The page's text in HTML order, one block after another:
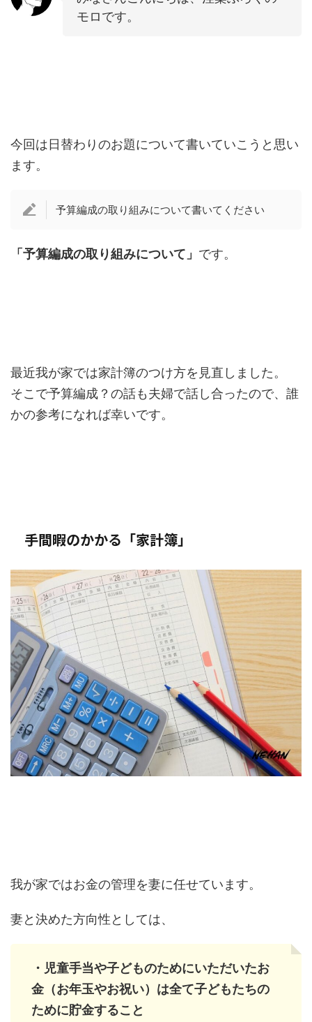
モロです。
今回は日替わりのお題について書いていこうと思い
ます。
予算編成の取り組みについて書いてください
「予算編成の取り組みについて」 です。
最近我が家では家計簿のつけ方を見直しました。
そこで予算編成？の話も夫婦で話し合ったので、誰
かの参考になれば幸いです。
手間暇のかかる「家計簿」
我が家ではお金の管理を妻に任せています。
妻と決めた方向性としては、
・児童手当や子どものためにいただいたお
金（お年玉やお祝い）は全て子どもたちの
ために貯金すること